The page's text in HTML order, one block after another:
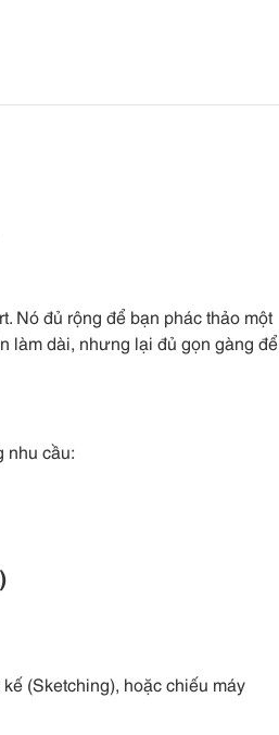
Nó đủ rộng để bạn phác thảo một
làm dài, nhưng lại đủ gọn gàng để
nhu cầu:
(Sketching), hoặc chiếu máy